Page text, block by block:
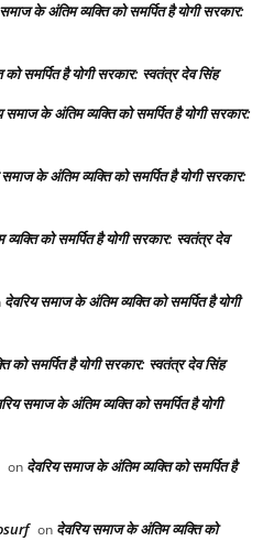
के अंतिम व्यक्ति को समर्पित है योगी सरकार:
समर्पित है योगी सरकार: स्वतंत्र देव सिंह
समाज के अंतिम व्यक्ति को समर्पित है योगी सरकार:
के अंतिम व्यक्ति को समर्पित है योगी सरकार:
को समर्पित है योगी सरकार: स्वतंत्र देव
देवरिय समाज के अंतिम व्यक्ति को समर्पित है योगी
को समर्पित है योगी सरकार: स्वतंत्र देव सिंह
समाज के अंतिम व्यक्ति को समर्पित है योगी
on देवरिय समाज के अंतिम व्यक्ति को समर्पित है
on देवरिय समाज के अंतिम व्यक्ति को